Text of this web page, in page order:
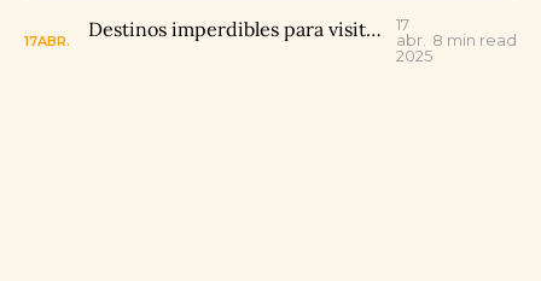
17ABR. Destinos imperdibles para visitar en Huila, Colombia
17
abr.
2025
8 min read